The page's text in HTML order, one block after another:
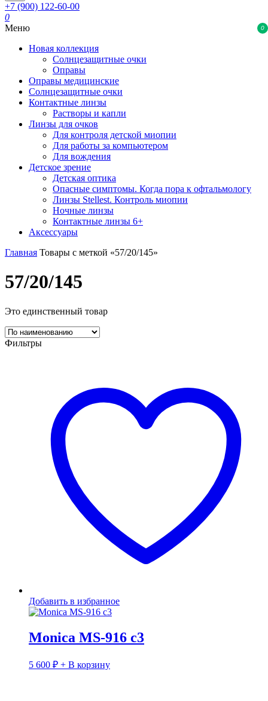
+7 (900) 122-60-00
0
0
Меню
Новая коллекция
Солнцезащитные очки
Оправы
Оправы медицинские
Солнцезащитные очки
Контактные линзы
Растворы и капли
Линзы для очков
Для контроля детской миопии
Для работы за компьютером
Для вождения
Детское зрение
Детская оптика
Опасные симптомы. Когда пора к офтальмологу
Линзы Stellest. Контроль миопии
Ночные линзы
Контактные линзы 6+
Аксессуары
Главная Товары с меткой «57/20/145»
57/20/145
Это единственный товар
Фильтры
Добавить в избранное
Monica MS-916 c3
5 600 ₽ + В корзину